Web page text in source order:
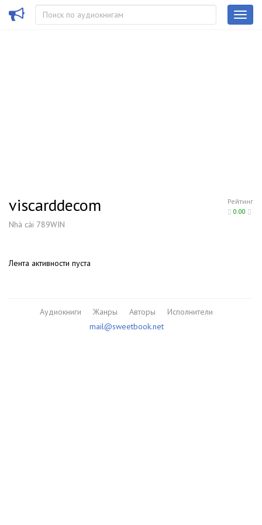
Рейтинг
0.00
viscarddecom
Nhà cái 789WIN
Лента активности пуста
Аудиокниги Жанры Авторы
Исполнители
mail@sweetbook.net